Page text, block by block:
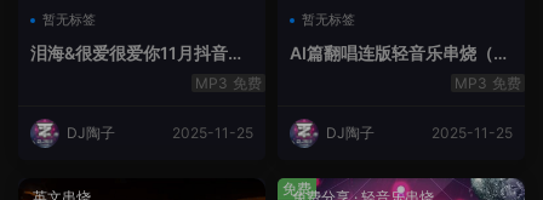
暂无标签
泪海&很爱很爱你11月抖音串
免费
DJ陶子 2025-11-25
暂无标签
AI篇翻唱连版轻音乐串烧（治
免费
DJ陶子 2025-11-25
免费